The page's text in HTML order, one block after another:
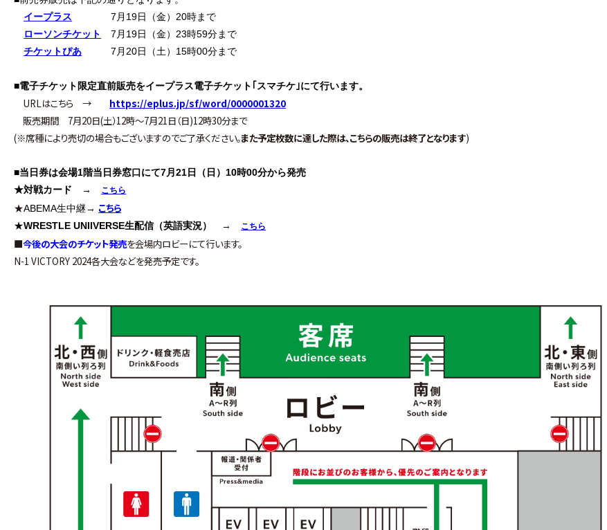
イープラス 7月19日（金）20時まで
ローソンチケット
7月19日（金）23時59分まで
チケットぴあ 7月20日（土）15時00分まで
■電子チケット限定直前販売をイープラス電子チケット｢スマチケ｣にて行います。
URLはこちら → https://eplus.jp/sf/word/0000001320
販売期間 7月20日(土）12時～7月21日（日)12時30分まで
(※席種により売切の場合もございますのでご了承ください。また予定枚数に達した際は、こちらの販売は終了となります)
■当日券は会場1階当日券窓口にて7月21日（日）10時00分から発売
★対戦カード → こちら
★ABEMA生中継→ こちら
★WRESTLE UNIIVERSE生配信（英語実況） → こちら
■今後の大会のチケット発売を会場内ロビーにて行います。
N-1 VICTORY 2024各大会などを発売予定です。